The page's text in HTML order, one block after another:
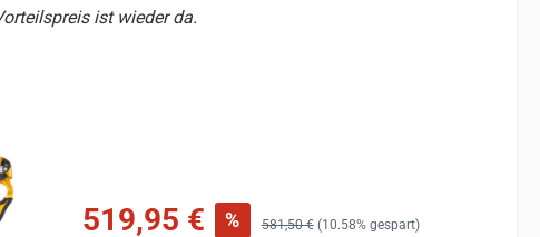
ist wieder da.
Verkaufspreis:
519,95 € % Regulärer Preis:
581,50 € (10.58% gespart)